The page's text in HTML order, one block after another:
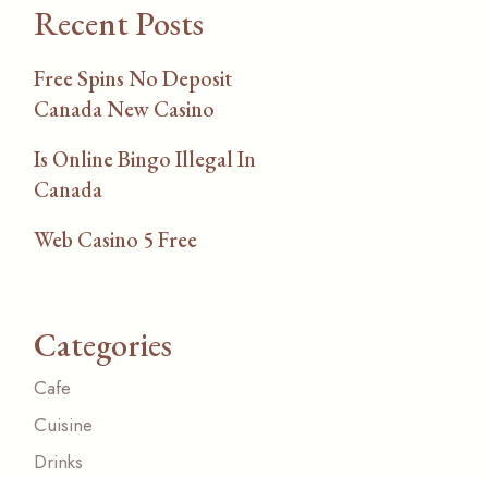
Recent Posts
Free Spins No Deposit
Canada New Casino
Is Online Bingo Illegal In
Canada
Web Casino 5 Free
Categories
Cafe
Cuisine
Drinks